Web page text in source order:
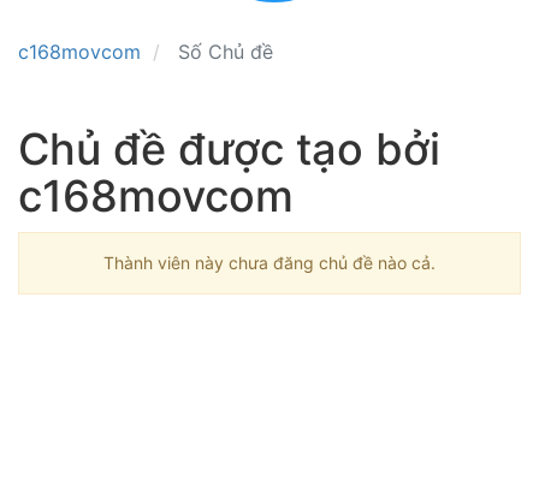
c168movcom Số Chủ đề
Chủ đề được tạo bởi
c168movcom
Thành viên này chưa đăng chủ đề nào cả.